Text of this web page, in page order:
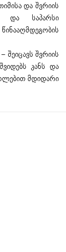
და შვრიის
და საპარსი
შეიცავს შვრიის
კანს და
მდიდარი